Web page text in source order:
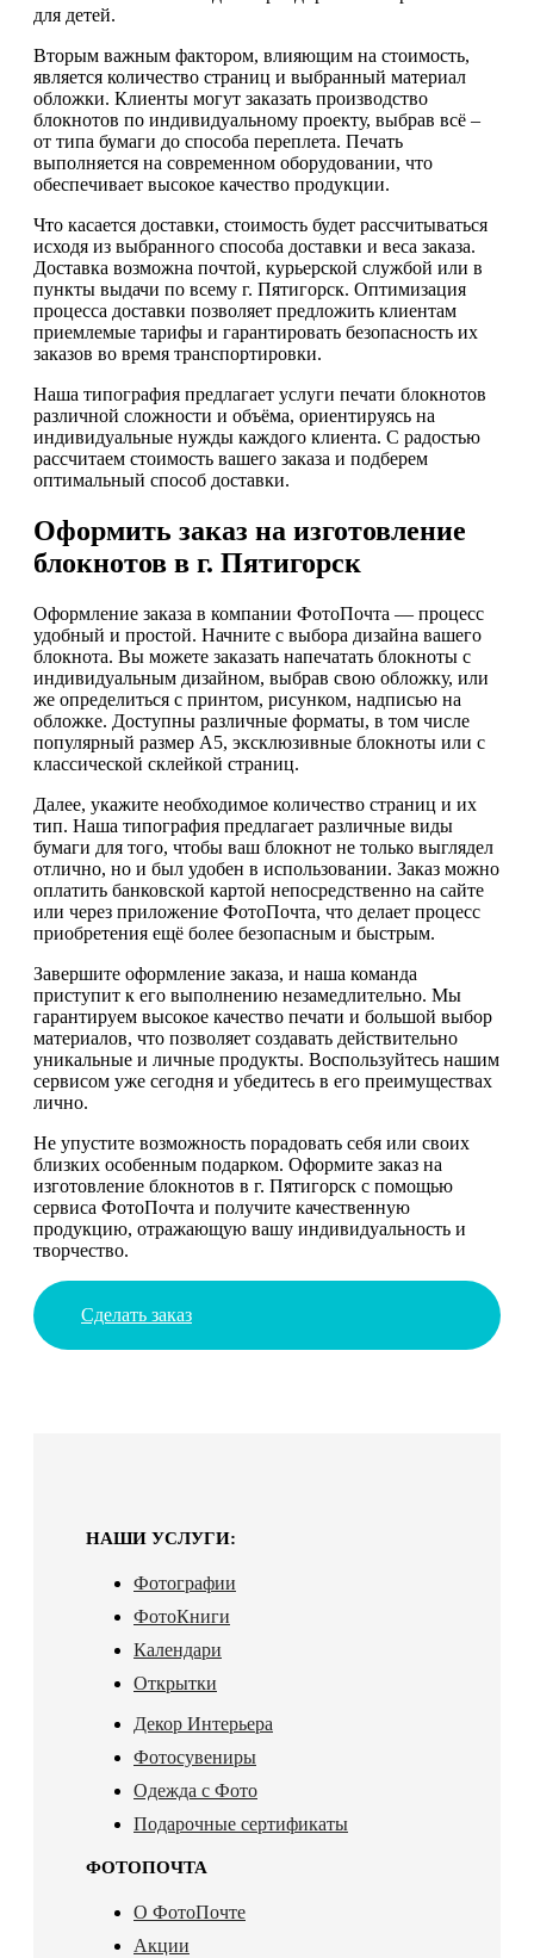
для детей.
Вторым важным фактором, влияющим на стоимость,
является количество страниц и выбранный материал
обложки. Клиенты могут заказать производство
блокнотов по индивидуальному проекту, выбрав всё –
от типа бумаги до способа переплета. Печать
выполняется на современном оборудовании, что
обеспечивает высокое качество продукции.
Что касается доставки, стоимость будет рассчитываться
исходя из выбранного способа доставки и веса заказа.
Доставка возможна почтой, курьерской службой или в
пункты выдачи по всему г. Пятигорск. Оптимизация
процесса доставки позволяет предложить клиентам
приемлемые тарифы и гарантировать безопасность их
заказов во время транспортировки.
Наша типография предлагает услуги печати блокнотов
различной сложности и объёма, ориентируясь на
индивидуальные нужды каждого клиента. С радостью
рассчитаем стоимость вашего заказа и подберем
оптимальный способ доставки.
Оформить заказ на изготовление
блокнотов в г. Пятигорск
Оформление заказа в компании ФотоПочта — процесс
удобный и простой. Начните с выбора дизайна вашего
блокнота. Вы можете заказать напечатать блокноты с
индивидуальным дизайном, выбрав свою обложку, или
же определиться с принтом, рисунком, надписью на
обложке. Доступны различные форматы, в том числе
популярный размер А5, эксклюзивные блокноты или с
классической склейкой страниц.
Далее, укажите необходимое количество страниц и их
тип. Наша типография предлагает различные виды
бумаги для того, чтобы ваш блокнот не только выглядел
отлично, но и был удобен в использовании. Заказ можно
оплатить банковской картой непосредственно на сайте
или через приложение ФотоПочта, что делает процесс
приобретения ещё более безопасным и быстрым.
Завершите оформление заказа, и наша команда
приступит к его выполнению незамедлительно. Мы
гарантируем высокое качество печати и большой выбор
материалов, что позволяет создавать действительно
уникальные и личные продукты. Воспользуйтесь нашим
сервисом уже сегодня и убедитесь в его преимуществах
лично.
Не упустите возможность порадовать себя или своих
близких особенным подарком. Оформите заказ на
изготовление блокнотов в г. Пятигорск с помощью
сервиса ФотоПочта и получите качественную
продукцию, отражающую вашу индивидуальность и
творчество.
Сделать заказ
НАШИ УСЛУГИ:
Фотографии
ФотоКниги
Календари
Открытки
Декор Интерьера
Фотосувениры
Одежда с Фото
Подарочные сертификаты
ФОТОПОЧТА
О ФотоПочте
Акции